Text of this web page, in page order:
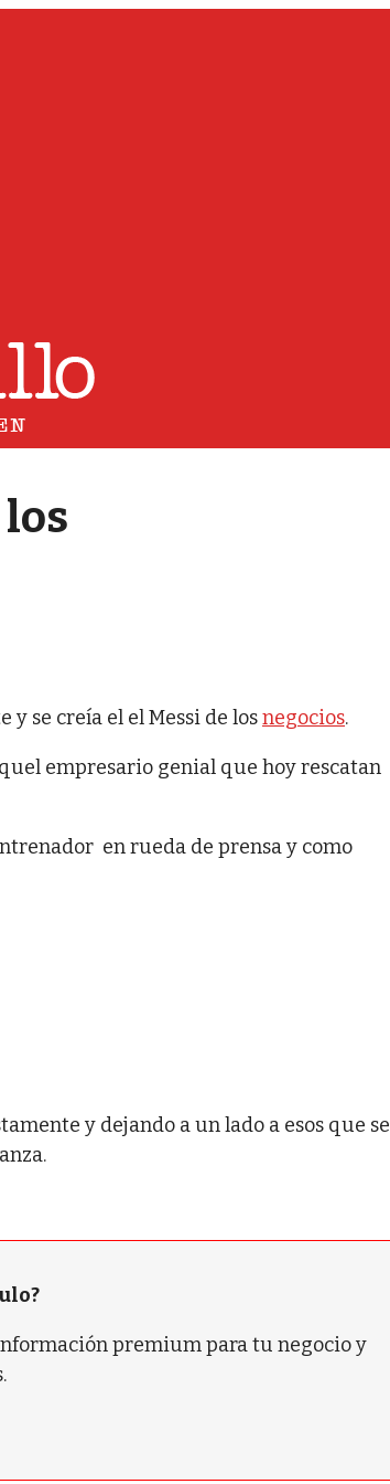
se creía el el Messi de losnegocios.
empresario genial que hoy rescatan
en rueda de prensa y como
y dejando a un lado a esos que se
premium para tu negocio y